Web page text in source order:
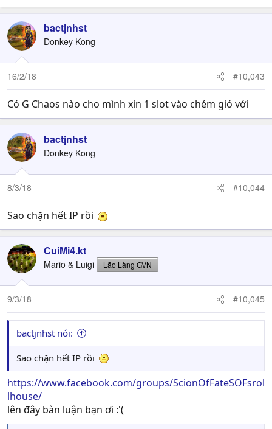
bactjnhst
Donkey Kong
16/2/18 #10,043
Có G Chaos nào cho mình xin 1 slot vào chém gió với
bactjnhst
Donkey Kong
8/3/18 #10,044
Sao chặn hết IP rồi
CuiMi4.kt
Mario & Luigi Lão Làng GVN
9/3/18 #10,045
bactjnhst nói:
Sao chặn hết IP rồi
https://www.facebook.com/groups/ScionOfFateSOFsrol
lhouse/
lên đây bàn luận bạn ơi :'(